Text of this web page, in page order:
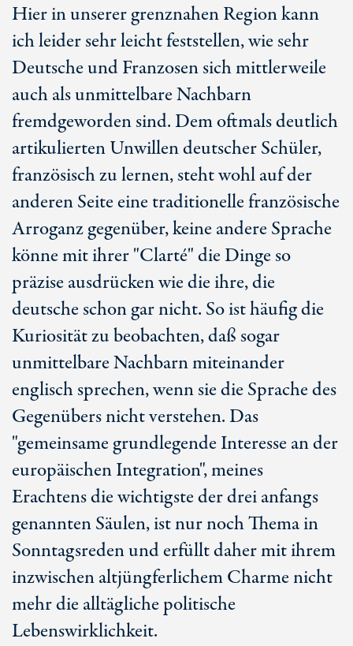
Hier in unserer grenznahen Region kann
ich leider sehr leicht feststellen, wie sehr
Deutsche und Franzosen sich mittlerweile
auch als unmittelbare Nachbarn
fremdgeworden sind. Dem oftmals deutlich
artikulierten Unwillen deutscher Schüler,
französisch zu lernen, steht wohl auf der
anderen Seite eine traditionelle französische
Arroganz gegenüber, keine andere Sprache
könne mit ihrer "Clarté" die Dinge so
präzise ausdrücken wie die ihre, die
deutsche schon gar nicht. So ist häufig die
Kuriosität zu beobachten, daß sogar
unmittelbare Nachbarn miteinander
englisch sprechen, wenn sie die Sprache des
Gegenübers nicht verstehen. Das
"gemeinsame grundlegende Interesse an der
europäischen Integration", meines
Erachtens die wichtigste der drei anfangs
genannten Säulen, ist nur noch Thema in
Sonntagsreden und erfüllt daher mit ihrem
inzwischen altjüngferlichem Charme nicht
mehr die alltägliche politische
Lebenswirklichkeit.